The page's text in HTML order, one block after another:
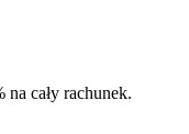
cały rachunek.